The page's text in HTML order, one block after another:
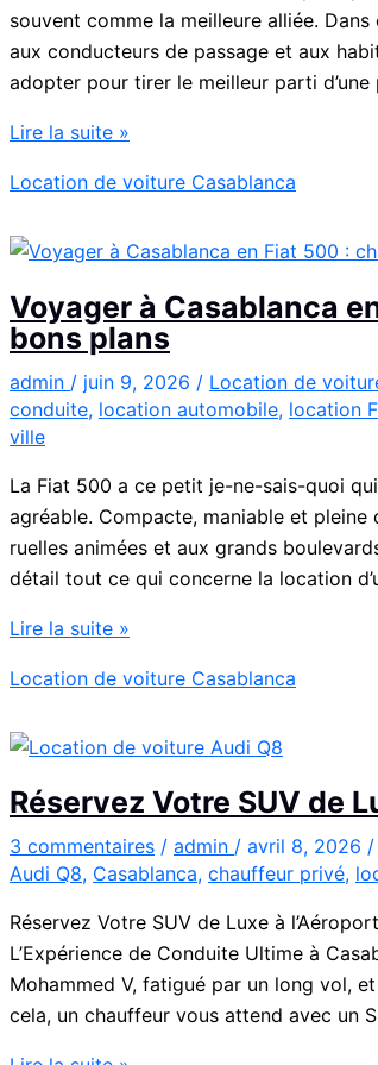
souvent comme la meilleure alliée.
aux conducteurs de passage et aux
adopter pour tirer le meilleur parti
louez
:
Kia
à
Casablanca
pour
vos
déplacements
Lire la suite »
Location de voiture Casablanca
Voyager à Casablanca
bons plans
admin / juin 9, 2026 / Location de
conduite, location automobile, location
ville
La Fiat 500 a ce petit je-ne-sais-quoi
agréable. Compacte, maniable et
ruelles animées et aux grands
détail tout ce qui concerne la location
Voyager
Casablanca
Fiat
:
charme,
pratiques
bons
plans
Lire la suite »
Location de voiture Casablanca
Réservez Votre SUV de
3 commentaires / admin / avril 8, 2026 /
Audi Q8, Casablanca, chauffeur privé,
Réservez Votre SUV de Luxe à
L’Expérience de Conduite Ultime à
Mohammed V, fatigué par un long vol,
cela, un chauffeur vous attend avec un